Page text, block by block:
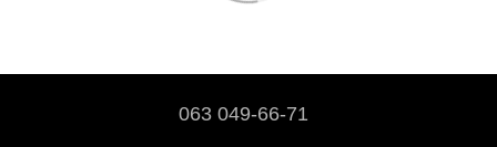
063 049-66-71